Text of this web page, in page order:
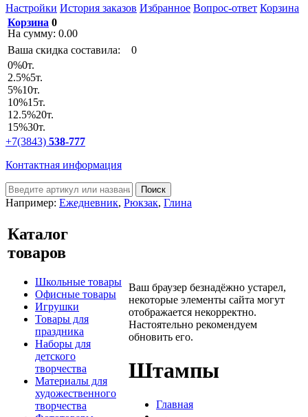
Настройки История заказов Избранное Вопрос-ответ Корзина
Корзина 0
На сумму: 0.00
Ваша скидка составила:
0
0%0т.
2.5%5т.
5%10т.
10%15т.
12.5%20т.
15%30т.
+7(3843) 538-777
Контактная информация
Например: Ежедневник, Рюкзак, Глина
Каталог
товаров
Школьные товары
Офисные товары
Игрушки
Товары для
праздника
Наборы для
детского
творчества
Материалы для
художественного
творчества
Ваш браузер безнадёжно устарел,
некоторые элементы сайта могут
отображается некорректно.
Настоятельно рекомендуем
обновить его.
Штампы
Главная